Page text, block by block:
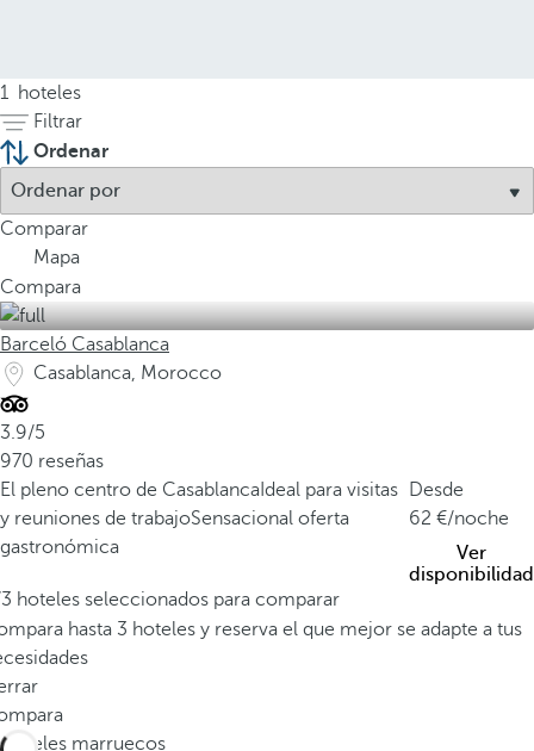
1 hoteles
Filtrar
Ordenar
Comparar
Mapa
Compara
Barceló Casablanca
Casablanca, Morocco
3.9/5
970 reseñas
El pleno centro de Casablanca Ideal para visitas
y reuniones de trabajoSensacional oferta
gastronómica
Desde
62
/noche
Ver
disponibilidad
hoteles seleccionados para comparar
hasta 3 hoteles y reserva el que mejor se adapte a tus
Hoteles marruecos